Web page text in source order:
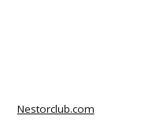
Nestorclub.com